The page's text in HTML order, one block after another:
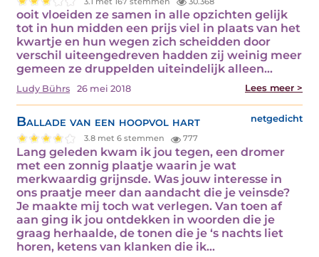
ooit vloeiden ze samen in alle opzichten gelijk
tot in hun midden een prijs viel in plaats van het
kwartje en hun wegen zich scheidden door
verschil uiteengedreven hadden zij weinig meer
gemeen ze druppelden uiteindelijk alleen…
Ludy Bührs 26 mei 2018 Lees meer >
Ballade van een hoopvol hart netgedicht
3.8 met 6 stemmen 777
Lang geleden kwam ik jou tegen, een dromer
met een zonnig plaatje waarin je wat
merkwaardig grijnsde. Was jouw interesse in
ons praatje meer dan aandacht die je veinsde?
Je maakte mij toch wat verlegen. Van toen af
aan ging ik jou ontdekken in woorden die je
graag herhaalde, de tonen die je ‘s nachts liet
horen, ketens van klanken die ik…